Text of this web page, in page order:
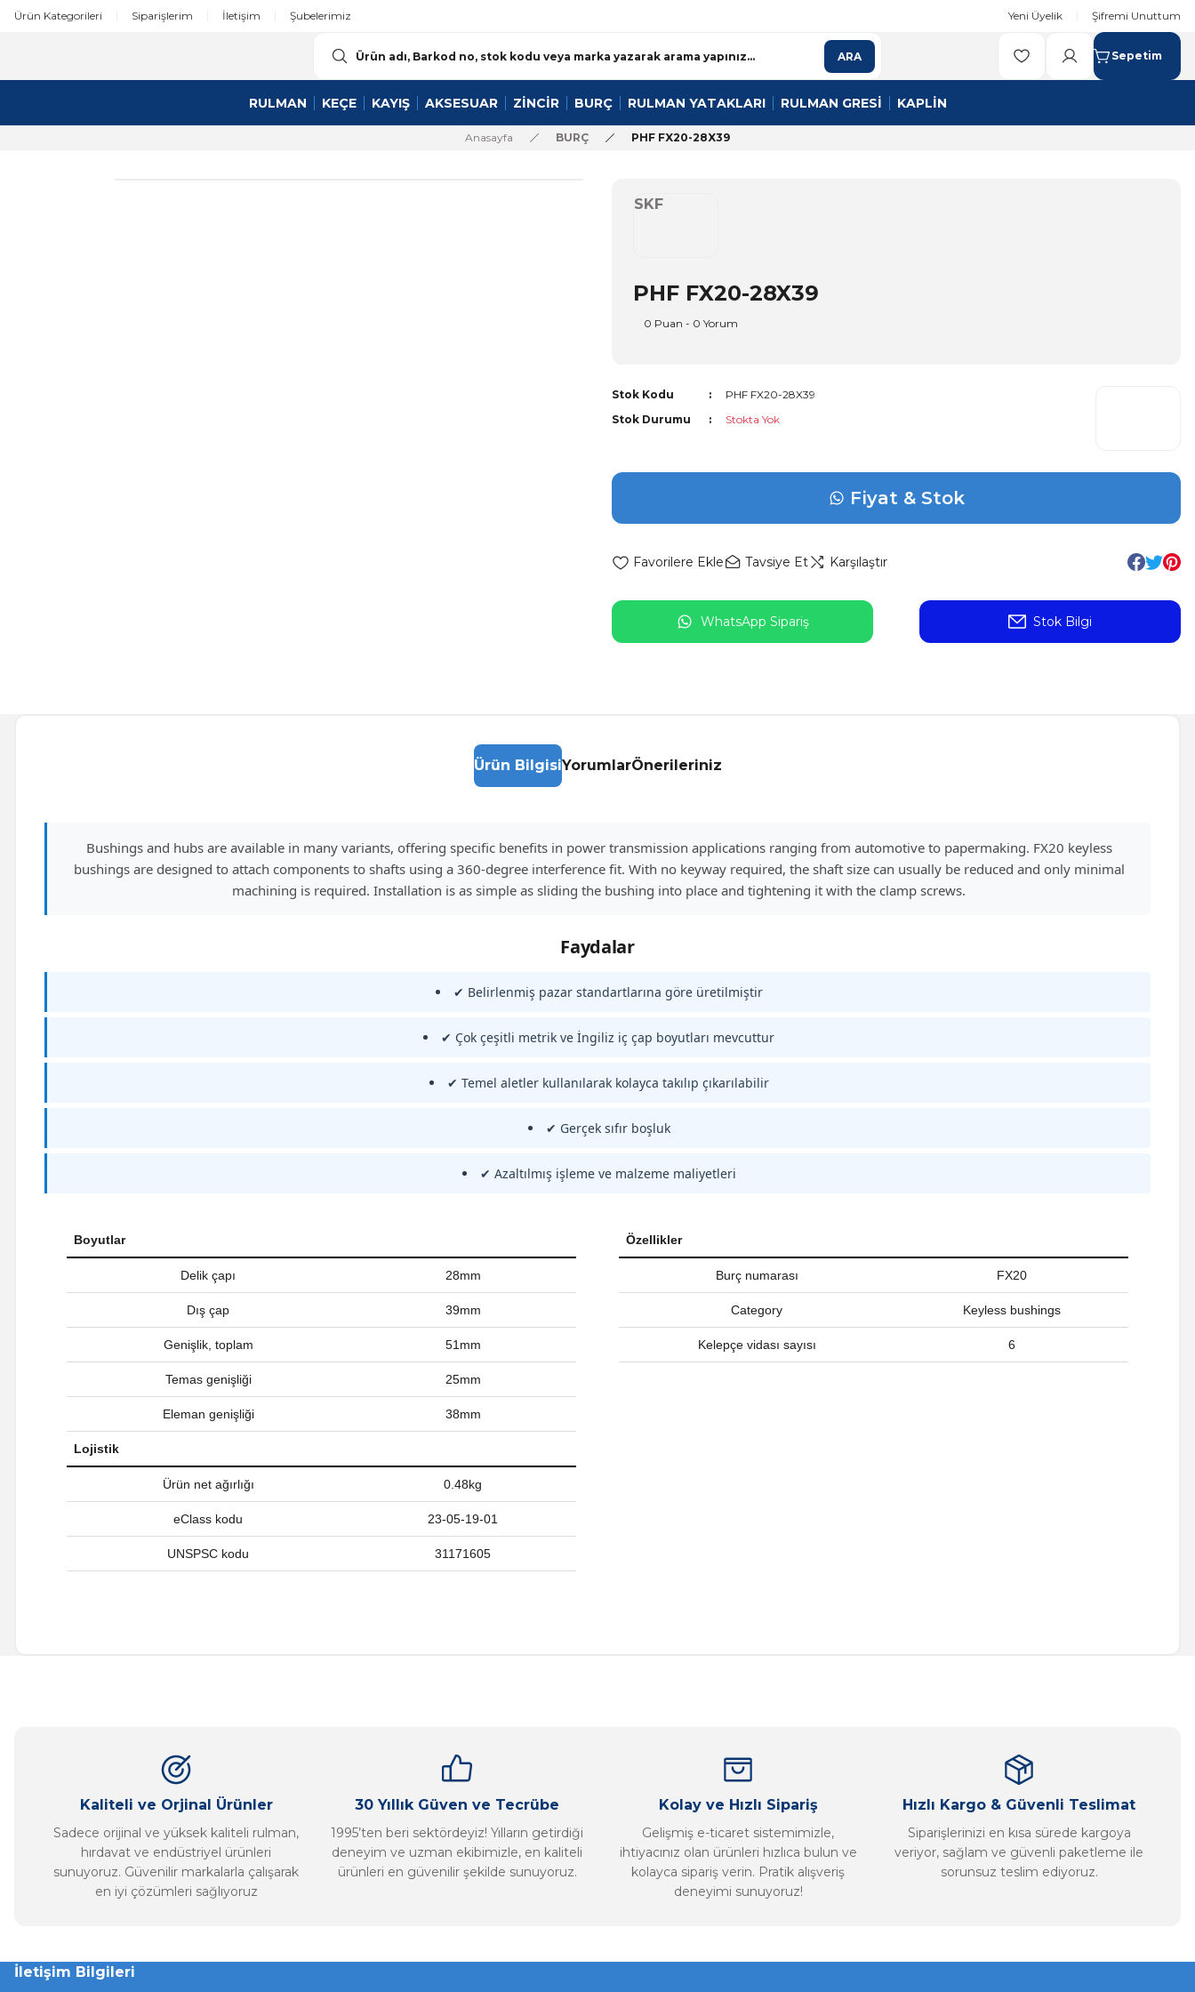
Ürün Kategorileri Siparişlerim İletişim Şubelerimiz Yeni Üyelik Şifremi Unuttum
ARA Sepetim
RULMAN KEÇE KAYIŞ AKSESUAR ZİNCİR BURÇ RULMAN YATAKLARI RULMAN GRESİ KAPLİN
Anasayfa BURÇ PHF FX20-28X39
SKF
PHF FX20-28X39
0 Puan - 0 Yorum
Stok Kodu
PHF FX20-28X39
Stok Durumu
Stokta Yok
Fiyat & Stok
Tavsiye Et Karşılaştır
WhatsApp Sipariş Stok Bilgi
Ürün BilgisiYorumlarÖnerileriniz
Bushings and hubs are available in many variants, offering specific benefits in power transmission applications ranging from automotive to papermaking. FX20 keyless
bushings are designed to attach components to shafts using a 360-degree interference fit. With no keyway required, the shaft size can usually be reduced and only minimal
machining is required. Installation is as simple as sliding the bushing into place and tightening it with the clamp screws.
Faydalar
✔ Belirlenmiş pazar standartlarına göre üretilmiştir
✔ Çok çeşitli metrik ve İngiliz iç çap boyutları mevcuttur
✔ Temel aletler kullanılarak kolayca takılıp çıkarılabilir
✔ Gerçek sıfır boşluk
✔ Azaltılmış işleme ve malzeme maliyetleri
Boyutlar
Delik çapı 28mm
Dış çap 39mm
Genişlik, toplam 51mm
Temas genişliği 25mm
Eleman genişliği 38mm
Lojistik
Ürün net ağırlığı 0.48kg
eClass kodu 23-05-19-01
UNSPSC kodu 31171605
Özellikler
Burç numarası FX20
Category Keyless bushings
Kelepçe vidası sayısı 6
Ürün fiyatı diğer sitelerden daha pahalı.
Bu ürüne benzer farklı alternatifler olmalı.
Kaliteli ve Orjinal Ürünler
Sadece orijinal ve yüksek kaliteli rulman,
hırdavat ve endüstriyel ürünleri
sunuyoruz. Güvenilir markalarla çalışarak
en iyi çözümleri sağlıyoruz
30 Yıllık Güven ve Tecrübe
1995’ten beri sektördeyiz! Yılların getirdiği
deneyim ve uzman ekibimizle, en kaliteli
ürünleri en güvenilir şekilde sunuyoruz.
Kolay ve Hızlı Sipariş
Gelişmiş e-ticaret sistemimizle,
ihtiyacınız olan ürünleri hızlıca bulun ve
kolayca sipariş verin. Pratik alışveriş
deneyimi sunuyoruz!
Hızlı Kargo & Güvenli Teslimat
Siparişlerinizi en kısa sürede kargoya
veriyor, sağlam ve güvenli paketleme ile
sorunsuz teslim ediyoruz.
İletişim Bilgileri